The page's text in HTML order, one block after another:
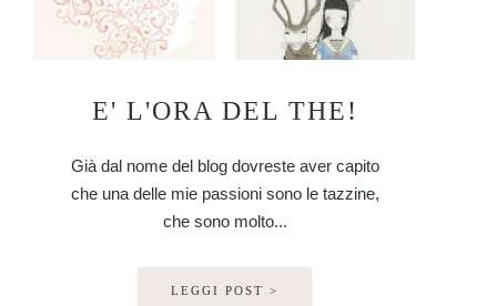
E' L'ORA DEL THE!
Già dal nome del blog dovreste aver capito
che una delle mie passioni sono le tazzine,
che sono molto...
LEGGI POST >